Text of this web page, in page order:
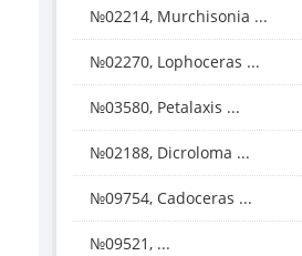
№02214, Murchisonia ...
№02270, Lophoceras ...
№03580, Petalaxis ...
№02188, Dicroloma ...
№09754, Cadoceras ...
№09521, ...